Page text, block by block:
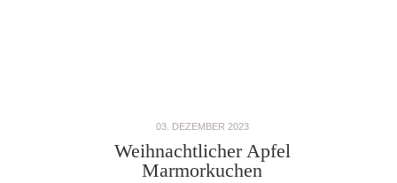
03. DEZEMBER 2023
Weihnachtlicher Apfel
Marmorkuchen